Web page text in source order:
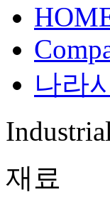
나라
재료